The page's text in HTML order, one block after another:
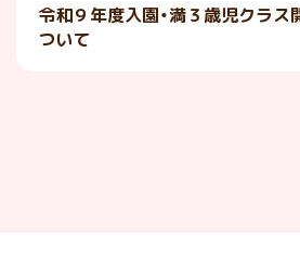
令和９年度入園・満３歳児クラス
ついて